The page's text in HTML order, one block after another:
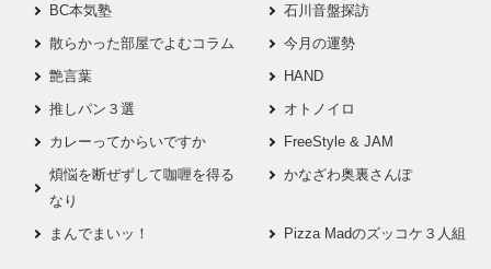
BC本気塾
石川音盤探訪
散らかった部屋でよむコラム
今月の運勢
艶言葉
HAND
推しパン３選
オトノイロ
カレーってからいですか
FreeStyle & JAM
煩悩を断ぜずして咖喱を得る
なり
かなざわ奥裏さんぽ
まんでまいッ！ Pizza Madのズッコケ３人組